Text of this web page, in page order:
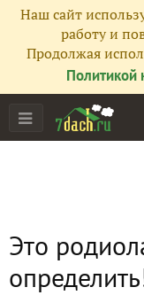
Наш сайт
работу и
Продолжая
Политикой
Это